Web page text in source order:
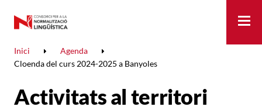
Inici
Agenda
Cloenda del curs 2024-2025 a Banyoles
Activitats al territori